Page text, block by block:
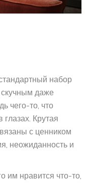
набор
скучным даже
чего-то, что
Крутая
с ценником
неожиданность и
им нравится что-то,